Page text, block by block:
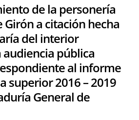
de la personería
a citación hecha
del interior
audiencia pública
al informe
superior 2016 – 2019
General de